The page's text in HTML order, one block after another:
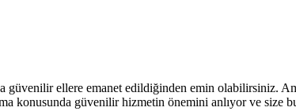
ellere emanet edildiğinden emin olabilirsiniz.
konusunda güvenilir hizmetin önemini anlıyor ve size